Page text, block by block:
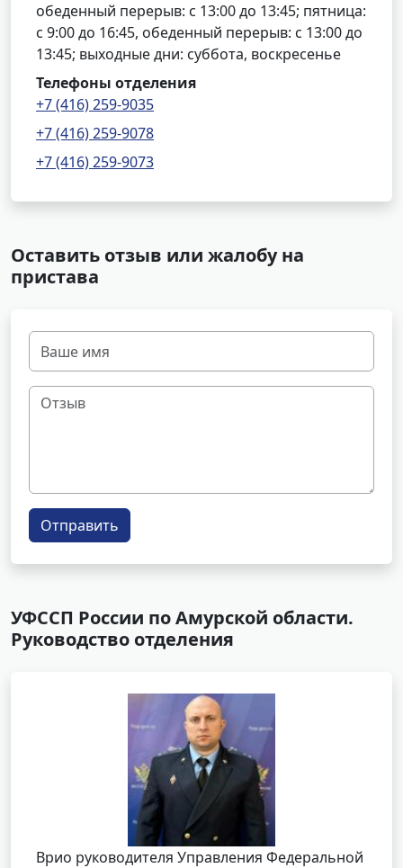
обеденный перерыв: с 13:00 до 13:45; пятница:
с 9:00 до 16:45, обеденный перерыв: с 13:00 до
13:45; выходные дни: суббота, воскресенье
Телефоны отделения
+7 (416) 259-9035
+7 (416) 259-9078
+7 (416) 259-9073
Оставить отзыв или жалобу на
пристава
Отправить
УФССП России по Амурской области.
Руководство отделения
Врио руководителя Управления Федеральной